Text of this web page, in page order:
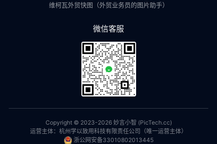
维柯瓦外贸快图（外贸业务员的图片助手）
微信客服
Copyright © 2023-2026妙言小智 (PicTech.cc)
运营主体：杭州学以致用科技有限责任公司（唯一运营主体）
浙公网安备33010802013445